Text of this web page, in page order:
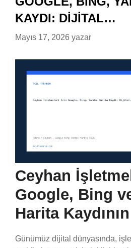
KAYDI: DIJITAL…
Mayıs 17, 2026 yazar
Ceyhan
Google, Bing
Harita
Günümüz dijital dünyasında,